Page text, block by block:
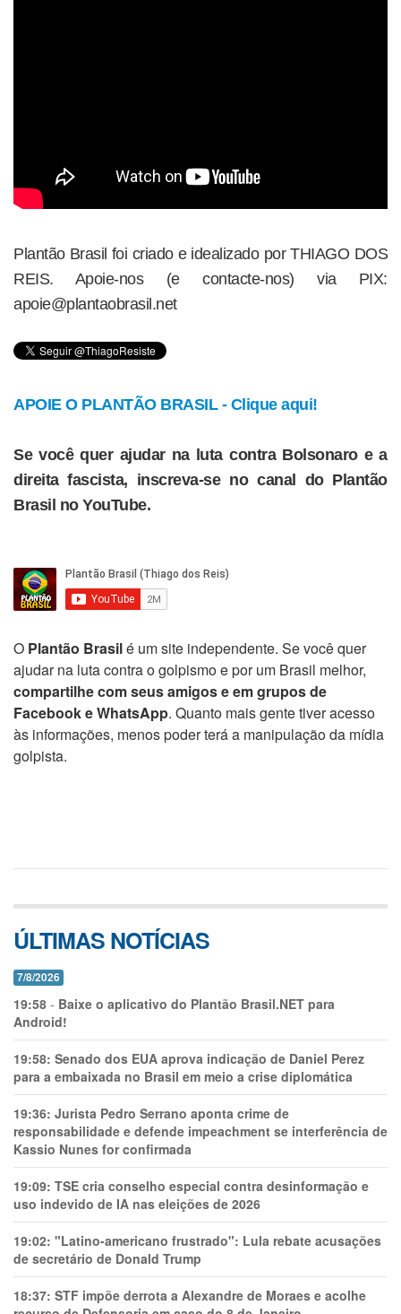
Plantão Brasil foi criado e idealizado por THIAGO DOS
REIS. Apoie-nos (e contacte-nos) via PIX:
apoie@plantaobrasil.net
APOIE O PLANTÃO BRASIL - Clique aqui!
Se você quer ajudar na luta contra Bolsonaro e a
direita fascista, inscreva-se no canal do Plantão
Brasil no YouTube.
O Plantão Brasilé um site independente. Se você quer
ajudar na luta contra o golpismo e por um Brasil melhor,
compartilhe com seus amigos e em grupos de
Facebook e WhatsApp. Quanto mais gente tiver acesso
às informações, menos poder terá a manipulação da mídia
golpista.
ÚLTIMAS NOTÍCIAS
7/8/2026
19:58 - Baixe o aplicativo do Plantão Brasil.NET para
Android!
19:58: Senado dos EUA aprova indicação de Daniel Perez
para a embaixada no Brasil em meio a crise diplomática
19:36: Jurista Pedro Serrano aponta crime de
responsabilidade e defende impeachment se interferência de
Kassio Nunes for confirmada
19:09: TSE cria conselho especial contra desinformação e
uso indevido de IA nas eleições de 2026
19:02: "Latino-americano frustrado": Lula rebate acusações
de secretário de Donald Trump
18:37: STF impõe derrota a Alexandre de Moraes e acolhe